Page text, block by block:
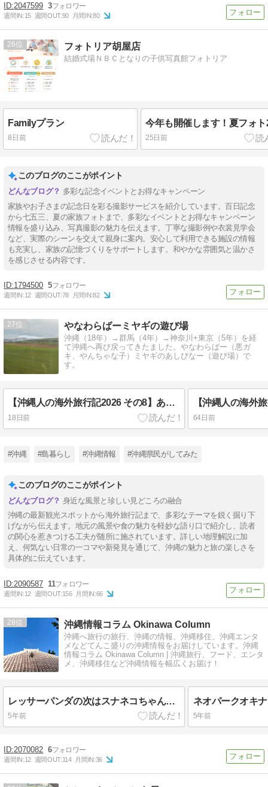
2047599 3
週間IN:15 週間OUT:90 月間IN:80
26 フォトリア胡屋店
結婚式場ＮＢＣとなりの子供写真館フォトリア
Familyプラン
8日前
今年も開催します！夏フォト
25日前
このブログのここがポイント
多彩な記念イベントとお得なキャンペーン
家族やお子さまの記念日を彩る撮影サービスを紹介しています。百日記念
から七五三、夏の家族フォトまで、多彩なイベントとお得なキャンペーン
情報を盛り込み、写真撮影の魅力を伝えます。丁寧な撮影例や衣裳見学会
など、実際のシーンを交えて親身に案内。安心して利用できる施設の情報
も充実し、家族の記憶づくりをサポートします。和やかな雰囲気と温かさ
を感じさせる内容です。
1794500 5
週間IN:12 週間OUT:78 月間IN:82
27 やなわらばーミヤギの遊び場
沖縄（18年）→群馬（4年）→神奈川+東京（5年）を経
て沖縄へ再び戻ってきたました。やなわらばー（悪ガ
キ、やんちゃな子）ミヤギのあしびなー（遊び場）で
す。
【沖縄人の海外旅行記2026 その8】あのお方と合流！
18日前 64日前
#沖縄 #島暮らし #沖縄情報 #沖縄県民がしてみた
このブログのここがポイント
身近な風景と珍しい見どころの融合
沖縄の最新観光スポットから海外旅行記まで、多彩なテーマを鋭く掘り下
げながら伝えます。地元の風景や食の魅力を軽妙な語り口で紹介し、読者
の関心を惹きつける工夫が随所に施されています。詳しい地理解説に加
え、何気ない日常の一コマや新発見を通じて、沖縄の魅力と旅の楽しさを
具体的に伝えています。
2090587 11
週間IN:12 週間OUT:156 月間IN:66
28 沖縄情報コラム Okinawa Column
沖縄へ旅行の旅行、沖縄の情報、沖縄移住、沖縄エンタ
メなどてんこ盛りの沖縄情報をお届けしています。沖縄
情報コラム Okinawa Column | 沖縄旅行、フード、エンタ
メ、沖縄移住など沖縄情報を幅広くお届け！
レッサーパンダの次はスナネコちゃんがネオパークオキナワにやってくる！！！
5年前 5年前
2070082 6
週間IN:12 週間OUT:114 月間IN:36